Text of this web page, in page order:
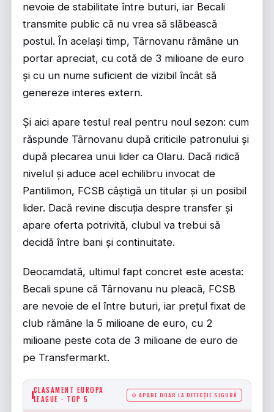
nevoie de stabilitate între buturi, iar Becali
transmite public că nu vrea să slăbească
postul. În același timp, Târnovanu rămâne un
portar apreciat, cu cotă de 3 milioane de euro
și cu un nume suficient de vizibil încât să
genereze interes extern.
Și aici apare testul real pentru noul sezon: cum
răspunde Târnovanu după criticile patronului și
după plecarea unui lider ca Olaru. Dacă ridică
nivelul și aduce acel echilibru invocat de
Pantilimon, FCSB câștigă un titular și un posibil
lider. Dacă revine discuția despre transfer și
apare oferta potrivită, clubul va trebui să
decidă între bani și continuitate.
Deocamdată, ultimul fapt concret este acesta:
Becali spune că Târnovanu nu pleacă, FCSB
are nevoie de el între buturi, iar prețul fixat de
club rămâne la 5 milioane de euro, cu 2
milioane peste cota de 3 milioane de euro de
pe Transfermarkt.
CLASAMENT EUROPA
LEAGUE · TOP 5
⚙ APARE DOAR LA DETECȚIE SIGURĂ